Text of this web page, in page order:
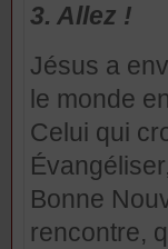
3. Allez !
Jésus a
le monde
Celui qui
Bonne
rencontre,